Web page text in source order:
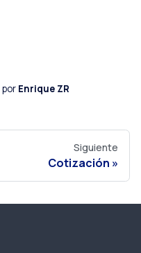
por Enrique ZR
Siguiente
Cotización